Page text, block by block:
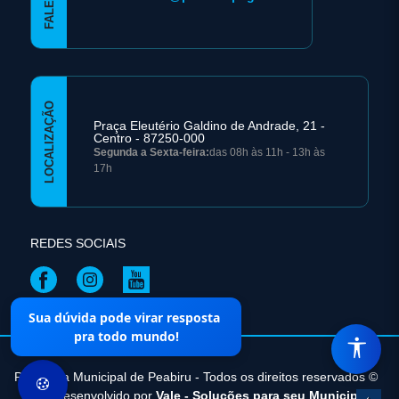
LOCALIZAÇÃO
Praça Eleutério Galdino de Andrade, 21 -
Centro - 87250-000
Segunda a Sexta-feira:das 08h às 11h - 13h às
17h
REDES SOCIAIS
Mapa do Site
Prefeitura Municipal de Peabiru - Todos os direitos reservados ©
Desenvolvido por Vale - Soluções para seu Municipio
Sua dúvida pode virar resposta
pra todo mundo!